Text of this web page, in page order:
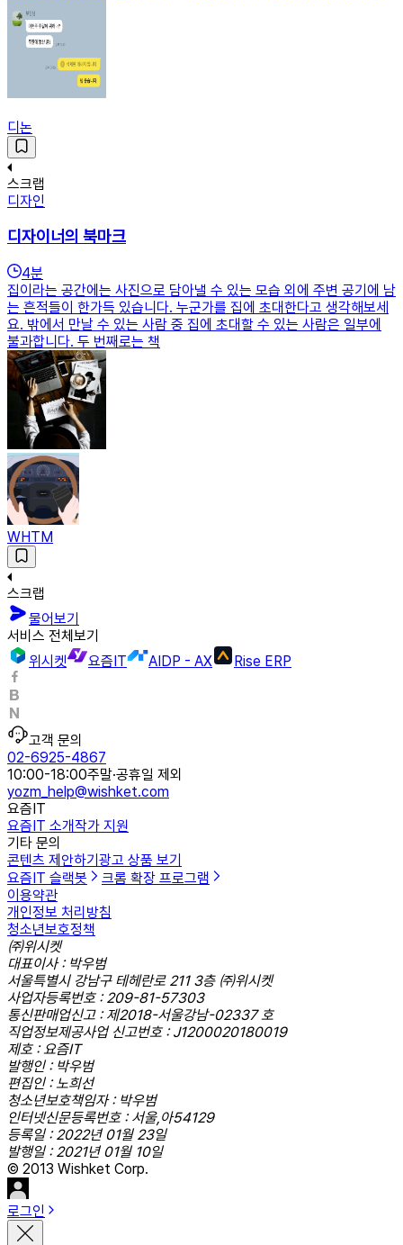
디논
스크랩
디자인
디자이너의 북마크
4분
집이라는 공간에는 사진으로 담아낼 수 있는 모습 외에 주변 공기에 남
는 흔적들이 한가득 있습니다. 누군가를 집에 초대한다고 생각해보세
요. 밖에서 만날 수 있는 사람 중 집에 초대할 수 있는 사람은 일부에
불과합니다. 두 번째로는 책
WHTM
스크랩
물어보기
서비스 전체보기
위시켓
요즘IT AIDP - AX Rise ERP
고객 문의
02-6925-4867
10:00-18:00주말·공휴일 제외
yozm_help@wishket.com
요즘IT
요즘IT 소개작가 지원
기타 문의
콘텐츠 제안하기 광고 상품 보기
요즘IT 슬랙봇
크롬 확장 프로그램
이용약관
개인정보 처리방침
청소년보호정책
㈜위시켓
대표이사 : 박우범
서울특별시 강남구 테헤란로 211 3층 ㈜위시켓
사업자등록번호 : 209-81-57303
통신판매업신고 : 제2018-서울강남-02337 호
직업정보제공사업 신고번호 : J1200020180019
제호 : 요즘IT
발행인 : 박우범
편집인 : 노희선
청소년보호책임자 : 박우범
인터넷신문등록번호 : 서울,아54129
등록일 : 2022년 01월 23일
발행일 : 2021년 01월 10일
© 2013 Wishket Corp.
로그인